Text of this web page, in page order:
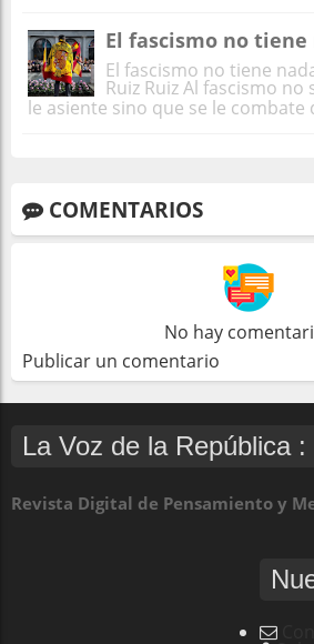
El fascismo no tiene
El fascismo no tiene
Ruiz Ruiz Al fascismo no
le asiente sino que se le combate
COMENTARIOS
No hay
Publicar un comentario
La Voz de la República :
Revista Digital de Pensamiento y